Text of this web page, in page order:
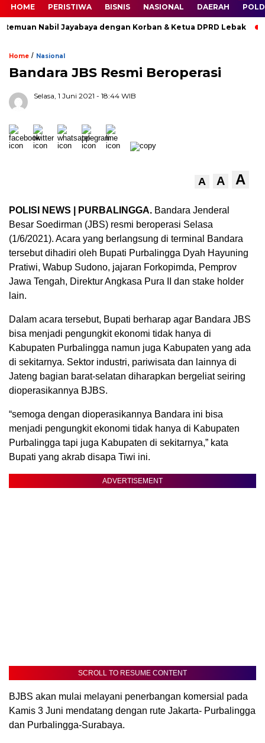
HOME PERISTIWA BISNIS NASIONAL DAERAH
Nabil Jayabaya dengan Korban & Ketua DPRD Lebak
Home / Nasional
Bandara JBS Resmi Beroperasi
Selasa, 1 Juni 2021 - 18:44 WIB
A A A
POLISI NEWS | PURBALINGGA. Bandara Jenderal
Besar Soedirman (JBS) resmi beroperasi Selasa
(1/6/2021). Acara yang berlangsung di terminal Bandara
tersebut dihadiri oleh Bupati Purbalingga Dyah Hayuning
Pratiwi, Wabup Sudono, jajaran Forkopimda, Pemprov
Jawa Tengah, Direktur Angkasa Pura II dan stake holder
lain.
Dalam acara tersebut, Bupati berharap agar Bandara JBS
bisa menjadi pengungkit ekonomi tidak hanya di
Kabupaten Purbalingga namun juga Kabupaten yang ada
di sekitarnya. Sektor industri, pariwisata dan lainnya di
Jateng bagian barat-selatan diharapkan bergeliat seiring
dioperasikannya BJBS.
“semoga dengan dioperasikannya Bandara ini bisa
menjadi pengungkit ekonomi tidak hanya di Kabupaten
Purbalingga tapi juga Kabupaten di sekitarnya,” kata
Bupati yang akrab disapa Tiwi ini.
ADVERTISEMENT
SCROLL TO RESUME CONTENT
BJBS akan mulai melayani penerbangan komersial pada
Kamis 3 Juni mendatang dengan rute Jakarta- Purbalingga
dan Purbalingga-Surabaya.